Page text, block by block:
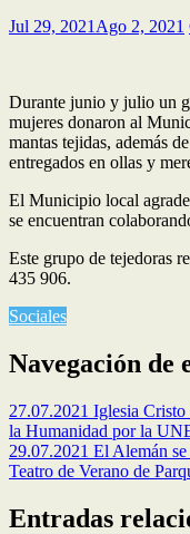
Jul 29, 2021 Ago 2, 2021
Durante junio y julio un
mujeres donaron al
mantas tejidas, además
entregados en ollas y
El Municipio local
se encuentran
Este grupo de tejedoras
435 906.
Sociales
Navegación de
27.07.2021 Iglesia
la Humanidad por la
29.07.2021 El Alemán se
Teatro de Verano de
Entradas